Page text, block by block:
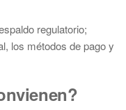
regulatorio;
los métodos de pago y